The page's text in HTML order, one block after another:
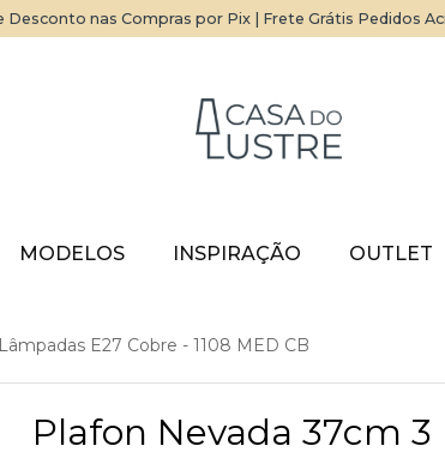
Desconto nas Compras por Pix | Frete Grátis Pedidos
MODELOS INSPIRAÇÃO OUTLET
E27 Cobre - 1108 MED CB
Plafon Nevada 37cm 3